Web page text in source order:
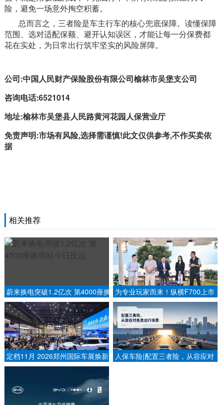
险，避免一场意外掏空积蓄。
总而言之，三者险是车主行车的核心兜底保障。读懂保障
范围、选对适配保额、避开认知误区，才能让每一分保费都
花在实处，为日常出行筑牢坚实的风险屏障。
公司:中国人民财产保险股份有限公司榆林市吴堡支公司
咨询电话:6521014
地址:榆林市吴堡县人民路黄河花园人保营业厅
免责声明:市场有风险,选择需谨慎!此文仅供参考,不作买卖依
据
相关推荐
蔚来换电突破1.2亿次 第4000座换
电站今日投运
为专业玩家而来！纵横F700上市
限时权益价29.99万元起
定档11月 2026郑州国际车展焕新
升级 锚定中部未来出行标杆
人保车险|配置三者险，从容应对